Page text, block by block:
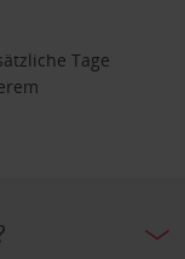
Tage